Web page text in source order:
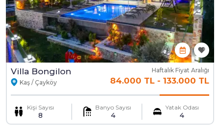
Villa Bongilon
Kaş / Çayköy
Haftalık Fiyat Aralığı
84.000 TL - 133.000 TL
Kişi Sayısı
8
Banyo Sayısı
4
Yatak Odası
4